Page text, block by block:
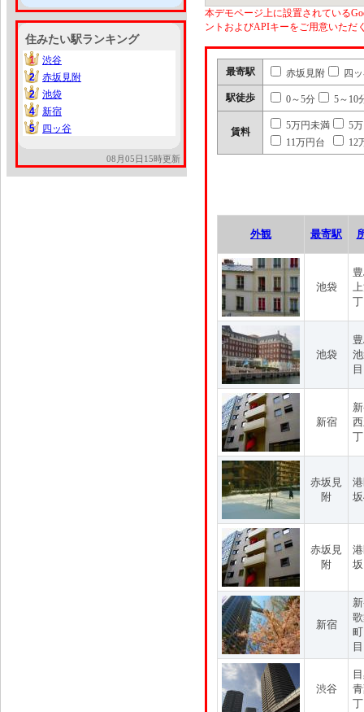
住みたい駅ランキング
1
1
渋谷
2
2
赤坂見附
2
2
池袋
4
4
新宿
5
5 四ッ谷
08月05日15時更新
本デモページ上に設置されている
ントおよびAPIキーをご用意いただ
最寄駅 赤坂見附 四
駅徒歩 0～5分 5～10
賃料
5万円未満
5
11万円台
12
外観 最寄駅
池袋
池袋
新宿
赤坂見
附
赤坂見
附
新宿
目
渋谷